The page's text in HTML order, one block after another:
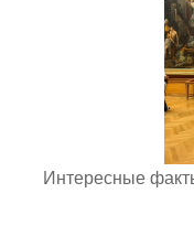
Интересные